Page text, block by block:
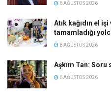
6 AĞUSTOS 2026
Atık kağıdın el
tamamladığı
6 AĞUSTOS 2026
Aşkım Tan:
6 AĞUSTOS 2026